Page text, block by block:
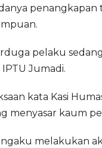
pelaku
Jumadi.
kata Kasi
menyasar kaum
melakukan